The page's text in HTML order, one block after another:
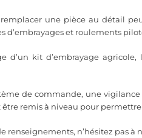
une pièce au détail
d’embrayages et roulements
d’un kit d’embrayage
de commande, une
remis à niveau pour
renseignements, n’hésitez pas à